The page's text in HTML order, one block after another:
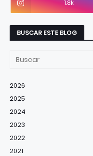
1.8k
BUSCAR ESTE BLOG
2026
2025
2024
2023
2022
2021